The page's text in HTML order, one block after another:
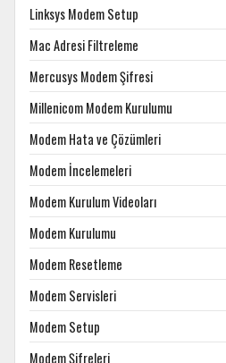
Linksys Modem Setup
Mac Adresi Filtreleme
Mercusys Modem Şifresi
Millenicom Modem Kurulumu
Modem Hata ve Çözümleri
Modem İncelemeleri
Modem Kurulum Videoları
Modem Kurulumu
Modem Resetleme
Modem Servisleri
Modem Setup
Modem Şifreleri